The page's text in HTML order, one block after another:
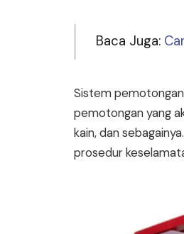
Baca Juga:
Sistem
pemotongan yang
kain, dan
prosedur